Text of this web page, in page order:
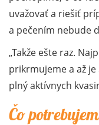
uvažovať a riešiť
a pečením nebude
Takže ešte raz.
prikrmujeme a až
plný aktívnych
Čo